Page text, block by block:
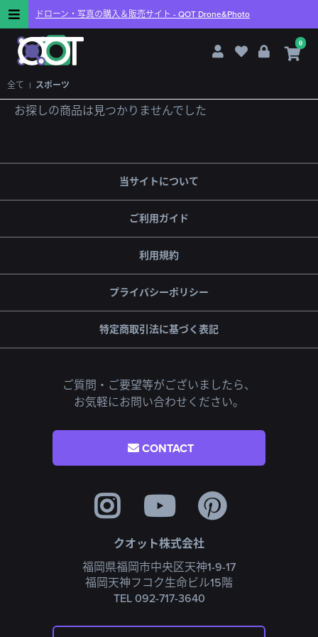
ドローン・写真の購入＆販売サイト - QOT Drone&Photo
0
全て | スポーツ
お探しの商品は見つかりませんでした
当サイトについて
ご利用ガイド
利用規約
プライバシーポリシー
特定商取引法に基づく表記
ご質問・ご要望等がございましたら、
お気軽にお問い合わせください。
CONTACT
クオット株式会社
福岡県福岡市中央区天神1-9-17
福岡天神フコク生命ビル15階
TEL 092-717-3640